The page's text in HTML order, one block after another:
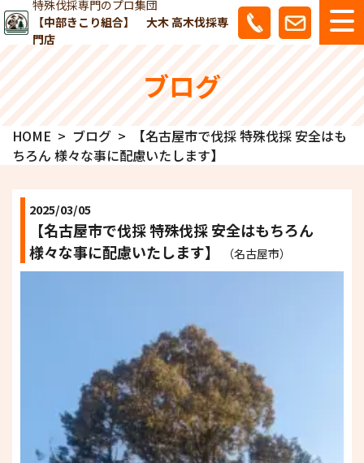
特殊伐採専門のプロ集団
【中部きこり組合】 大木 高木伐採専
門店
ブログ
HOME ブログ
【名古屋市で伐採 特殊伐採 安全はも
ちろん 様々な事に配慮いたします】
2025/03/05
【名古屋市で伐採 特殊伐採 安全はもちろん
様々な事に配慮いたします】
（名古屋市）